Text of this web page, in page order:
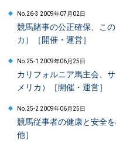
No.26-3 2009年07月02日
競馬賭事の公正確保、こ
カ）［開催・運営］
No.25-1 2009年06月25日
カリフォルニア馬主会、
メリカ）［開催・運営］
No.25-2 2009年06月25日
競馬従事者の健康と安全
他］